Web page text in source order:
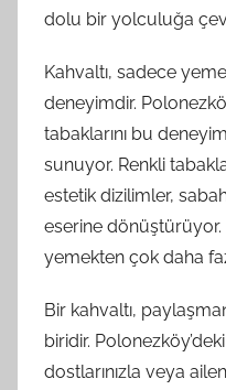
dolu bir yolculuğa
Kahvaltı, sadece
deneyimdir.
tabaklarını bu
sunuyor. Renkli
estetik dizilimler,
eserine
yemekten çok daha
Bir kahvaltı,
biridir.
dostlarınızla veya